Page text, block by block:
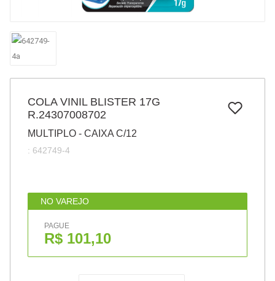
COLA VINIL BLISTER 17G
R.24307008702
MULTIPLO - CAIXA C/12
: 642749-4
NO VAREJO
PAGUE
R$ 101,10